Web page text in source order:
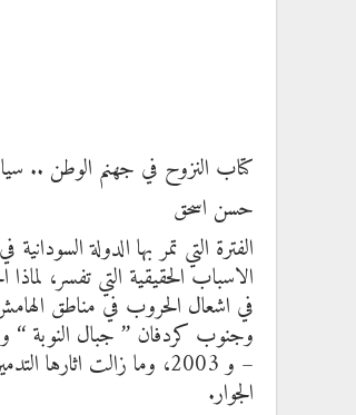
كتاب النزوح في جهنم الوطن ..
حسن اسحق
الفترة التي تمر بها الدولة
الاسباب الحقيقية التي تفسر،
في اشعال الحروب في مناطق
– و 2003، وما زالت
الجوار.